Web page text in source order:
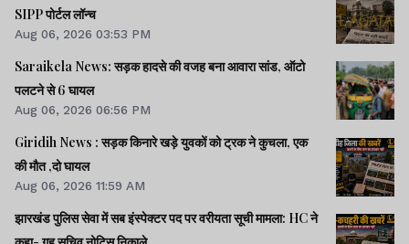
SIPP पोर्टल लॉन्च
Aug 06, 2026 03:53 PM
Saraikela News: सड़क हादसे की वजह बना आवारा सांड, ऑटो
पलटने से 6 घायल
Aug 06, 2026 06:56 PM
Giridih News : सड़क किनारे खड़े युवकों को ट्रक ने कुचला, एक
की मौत ,दो घायल
Aug 06, 2026 11:59 AM
झारखंड पुलिस सेवा में सब इंस्पेक्टर पद पर वरीयता सूची मामला: HC ने